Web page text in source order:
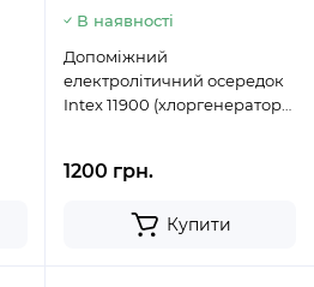
В наявності
Допоміжний
електролітичний осередок
Intex 11900 (хлоргенератора
1200 грн.
Купити